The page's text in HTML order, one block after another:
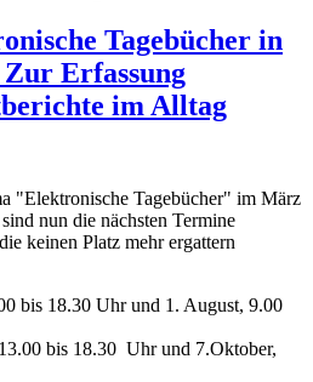
Tagebücher in
Zur Erfassung
im Alltag
"Elektronische Tagebücher" im März
nun die nächsten Termine
keinen Platz mehr ergattern
bis 18.30 Uhr und 1. August, 9.00
bis 18.30 Uhr und 7.Oktober,